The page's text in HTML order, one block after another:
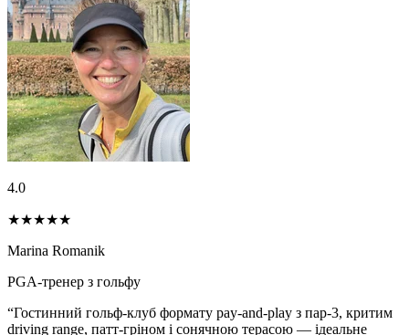
4.0
★★★★★
Marina Romanik
PGA-тренер з гольфу
“Гостинний гольф-клуб формату pay-and-play з пар-3, критим
driving range, патт-гріном і сонячною терасою — ідеальне